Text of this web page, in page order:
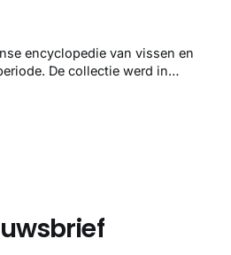
kwallensoorten en hun
handgetekende
van Mayer zelf.
encyclopedie van vissen en
De collectie werd in
en bijna driedimensionale